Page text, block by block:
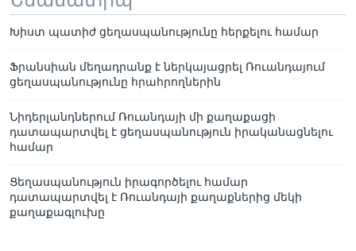
Խիստ պատիժ ցեղասպանությունը հերքելու համար
Ֆրանսիան մեղադրանք է ներկայացրել Ռուանդայում
ցեղասպանությունը հրահրողներին
Նիդերլանդներում Ռուանդայի մի քաղաքացի
դատապարտվել է ցեղասպանություն իրականացնելու
համար
Ցեղասպանություն իրագործելու համար
դատապարտվել է Ռուանդայի քաղաքներից մեկի
քաղաքագլուխը